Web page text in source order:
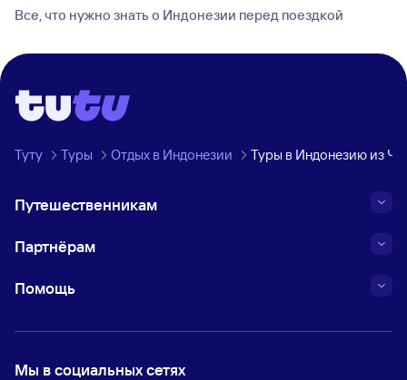
Все, что нужно знать о Индонезии перед поездкой
Туту Туры Отдых в Индонезии Туры в Индонезию из
Путешественникам
Партнёрам
Помощь
Мы в социальных сетях